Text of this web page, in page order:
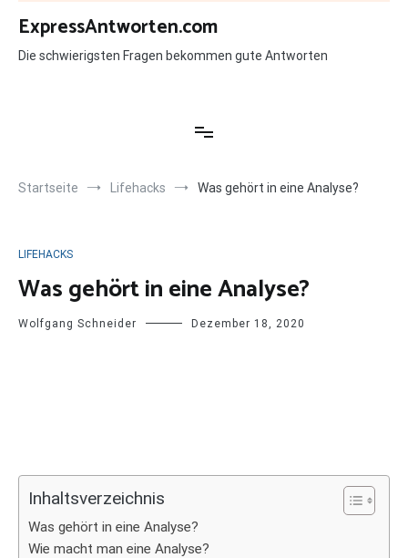
Zum
Inhalt
springen
ExpressAntworten.com
Die schwierigsten Fragen bekommen gute Antworten
Startseite Lifehacks Was gehört in eine Analyse?
LIFEHACKS
Was gehört in eine Analyse?
Wolfgang Schneider Dezember 18, 2020
Inhaltsverzeichnis
Was gehört in eine Analyse?
Wie macht man eine Analyse?